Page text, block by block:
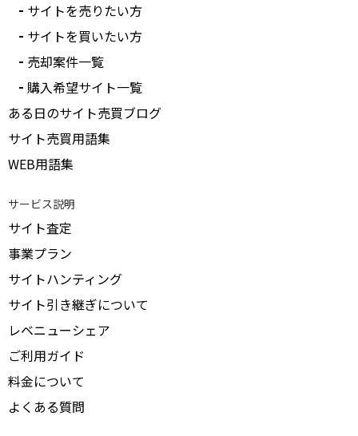
サイトを売りたい方
サイトを買いたい方
売却案件一覧
購入希望サイト一覧
ある日のサイト売買ブログ
サイト売買用語集
WEB用語集
サービス説明
サイト査定
事業プラン
サイトハンティング
サイト引き継ぎについて
レベニューシェア
ご利用ガイド
料金について
よくある質問